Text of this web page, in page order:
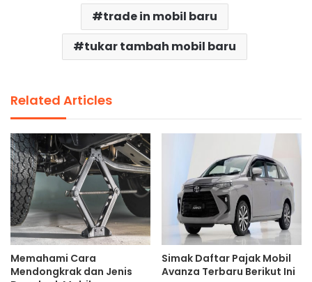
trade in mobil baru
tukar tambah mobil baru
Related Articles
Memahami Cara
Mendongkrak dan Jenis
Simak Daftar Pajak Mobil
Avanza Terbaru Berikut Ini